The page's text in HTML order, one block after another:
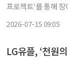
프로젝트'를 통해 장
2026-07-15 09:05
LG유플, ‘천원